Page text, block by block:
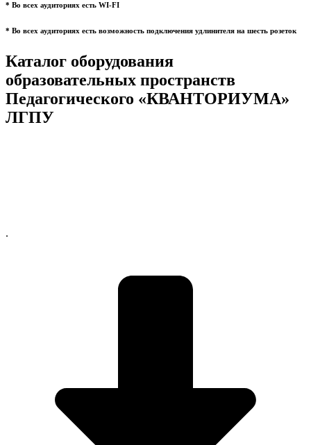
* Во всех аудиториях есть WI-FI
* Во всех аудиториях есть возможность подключения удлинителя на шесть розеток
Каталог оборудования
образовательных пространств
Педагогического «КВАНТОРИУМА»
ЛГПУ
.